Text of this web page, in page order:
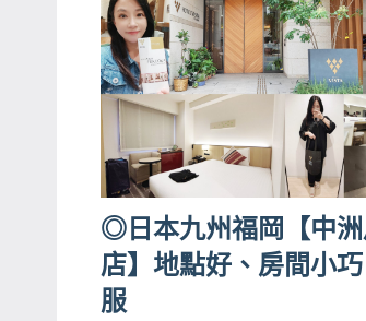
旅
遊、
達
人
帶
路、
旅
遊
節
目
◎日本九州福岡【中
店】地點好、房間小
服